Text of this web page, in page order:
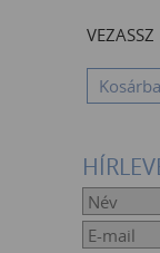
VEZASSZ
Kosárba